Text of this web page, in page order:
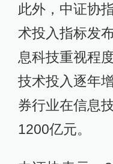
此外，中证协
术投入指标发
息科技重视程
技术投入逐年
券行业在信息
1200亿元。